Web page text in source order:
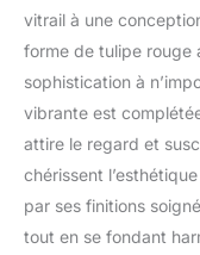
vitrail à une
forme de tulipe rouge
sophistication à
vibrante est
attire le regard et
chérissent
par ses finitions
tout en se fondant